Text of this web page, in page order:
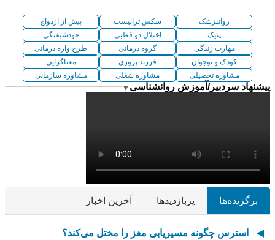
روانپزشک سکس تراپیست
پیش از ازدواج
پنیک
اختلال دو قطبی
خودشیفتگی
مهارت زندگی
گروه درمانی
طرح واره درمانی
کودک و نوجوان
فرزند پروری
معناگرایی
مشاوره تحصیلی
مشاوره شغلی مشاوره سازمانی
پیشنهاد سردبیر/آموزش روانشناسی ▼
برگزیده‌ها پربازدیدها آخرین اخبار
استرس چگونه مسیریابی مغز را مختل می‌کند؟